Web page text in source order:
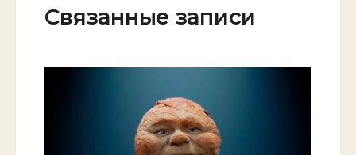
Связанные записи